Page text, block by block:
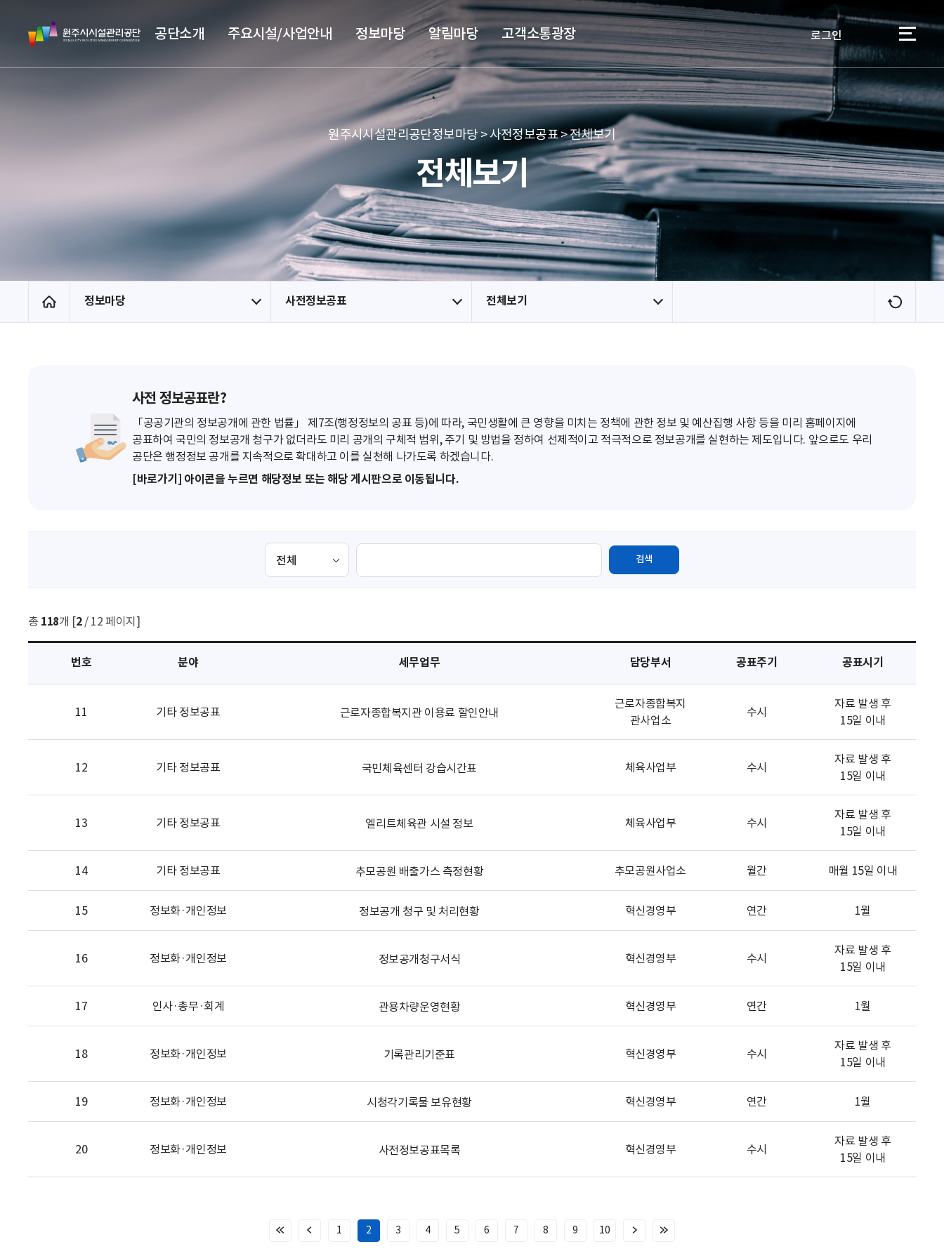
본문 바로가기
메뉴 바로가기
원
주
시
관
단
공단소개 주요시설/사업안내 정보마당 알림마당 고객소통광장 로그인 이용자
원주시시설관리공단정보마당 > 사전정보공표 > 전체보기
전체보기
홈 정보마당 사전정보공표 전체보기
새
로
사전 정보공표란?
「공공기관의 정보공개에 관한 법률」 제7조(행정정보의 공표 등)에 따라, 국민생활에 큰 영향을 미치는 정책에 관한 정보 및 예산집행 사항 등을 미리 홈페이지에
공표하여 국민의 정보공개 청구가 없더라도 미리 공개의 구체적 범위, 주기 및 방법을 정하여 선제적이고 적극적으로 정보공개를 실현하는 제도입니다. 앞으로도 우리
공단은 행정정보 공개를 지속적으로 확대하고 이를 실천해 나가도록 하겠습니다.
[바로가기] 아이콘을 누르면 해당정보 또는 해당 게시판으로 이동됩니다.
검
검색
총 118개 [2/ 12 페이지]
번호 분야 세무업무 담당부서 공표주기 공표시기
11 기타 정보공표 근로자종합복지관 이용료 할인안내
근로자종합복지
관사업소
수시
자료 발생 후
15일 이내
12 기타 정보공표 국민체육센터 강습시간표 체육사업부 수시
자료 발생 후
15일 이내
13 기타 정보공표 엘리트체육관 시설 정보 체육사업부 수시
자료 발생 후
15일 이내
14 기타 정보공표 추모공원 배출가스 측정현황 추모공원사업소 월간 매월 15일 이내
15 정보화·개인정보 정보공개 청구 및 처리현황 혁신경영부 연간 1월
16 정보화·개인정보 정보공개청구서식 혁신경영부 수시
자료 발생 후
15일 이내
17 인사·총무·회계 관용차량운영현황 혁신경영부 연간 1월
18 정보화·개인정보 기록관리기준표 혁신경영부 수시
자료 발생 후
15일 이내
19 정보화·개인정보 시청각기록물 보유현황 혁신경영부 연간 1월
20 정보화·개인정보 사전정보공표목록 혁신경영부 수시
자료 발생 후
15일 이내
처
이
1 2 3 4 5 6 7 8 9 10
다
마